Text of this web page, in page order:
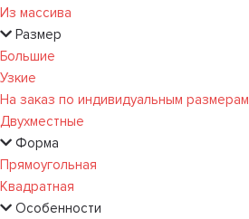
Из массива
Размер
Большие
Узкие
На заказ по индивидуальным размерам
Двухместные
Форма
Прямоугольная
Квадратная
Особенности